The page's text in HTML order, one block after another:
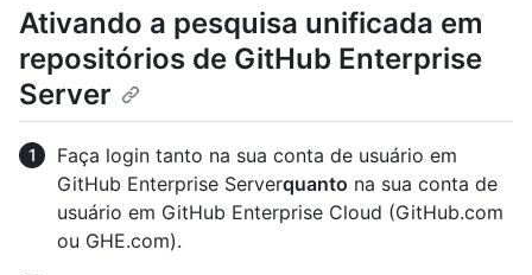
Ativando a pesquisa unificada em
repositórios de GitHub Enterprise
Server
Faça login tanto na sua conta de usuário em
GitHub Enterprise Serverquanto na sua conta de
usuário em GitHub Enterprise Cloud (GitHub.com
ou GHE.com).